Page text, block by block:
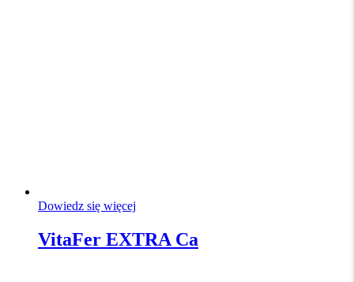
Dowiedz się więcej
VitaFer EXTRA Ca